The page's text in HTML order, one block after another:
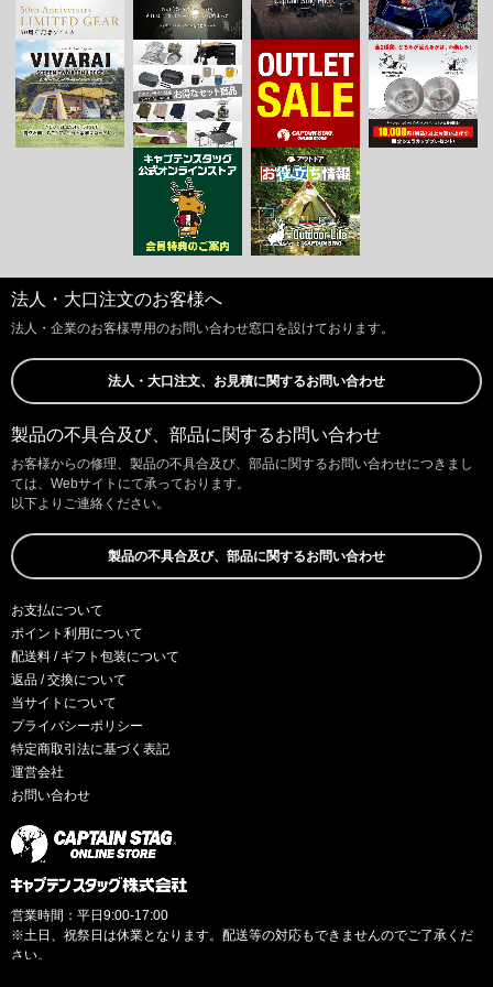
法人・大口注文のお客様へ
法人・企業のお客様専用のお問い合わせ窓口を設けております。
法人・大口注文、お見積に関するお問い合わせ
製品の不具合及び、部品に関するお問い合わせ
お客様からの修理、製品の不具合及び、部品に関するお問い合わせにつきまし
ては、Webサイトにて承っております。
以下よりご連絡ください。
製品の不具合及び、部品に関するお問い合わせ
お支払について
ポイント利用について
配送料 / ギフト包装について
返品 / 交換について
当サイトについて
プライバシーポリシー
特定商取引法に基づく表記
運営会社
お問い合わせ
営業時間：平日9:00-17:00
※土日、祝祭日は休業となります。配送等の対応もできませんのでご了承くだ
さい。